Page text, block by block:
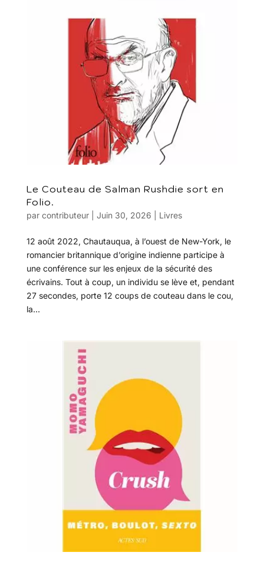
Le Couteau de Salman Rushdie sort en
Folio.
par contributeur| Juin 30, 2026 Livres
12 août 2022, Chautauqua, à l’ouest de New-York, le
romancier britannique d’origine indienne participe à
une conférence sur les enjeux de la sécurité des
écrivains. Tout à coup, un individu se lève et, pendant
27 secondes, porte 12 coups de couteau dans le cou,
la...